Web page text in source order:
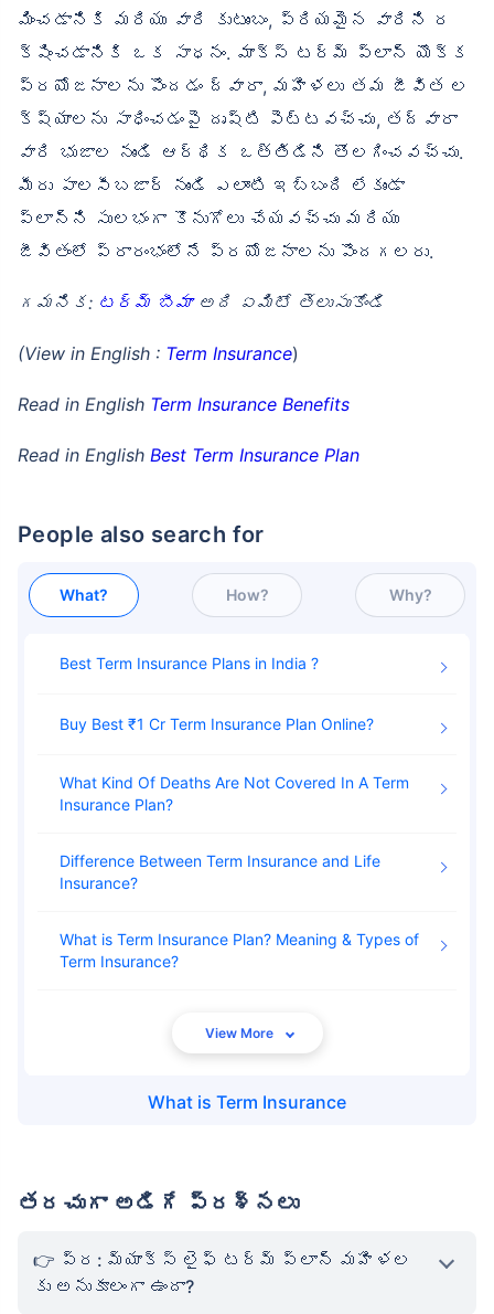
మించడానికి మరియు వారి కుటుంబం, ప్రియమైన వారిని ర
క్షించడానికి ఒక సాధనం. మాక్స్ టర్మ్ ప్లాన్ యొక్క
ప్రయోజనాలను పొందడం ద్వారా, మహిళలు తమ జీవిత ల
క్ష్యాలను సాధించడంపై దృష్టి పెట్టవచ్చు, తద్వారా
వారి భుజాల నుండి ఆర్థిక ఒత్తిడిని తొలగించవచ్చు.
మీరు పాలసీబజార్ నుండి ఎలాంటి ఇబ్బంది లేకుండా
ప్లాన్‌ని సులభంగా కొనుగోలు చేయవచ్చు మరియు
జీవితంలో ప్రారంభంలోనే ప్రయోజనాలను పొందగలరు.
గమనిక: టర్మ్ బీమాఅది ఏమిటో తెలుసుకోండి
(View in English : Term Insurance)
Read in English Term Insurance Benefits
Read in English Best Term Insurance Plan
People also search for
What? How? Why?
What is Term Insurance
Best Term Insurance Plans in India
Buy Best ₹1 Cr Term Insurance Plan Online
What Kind Of Deaths Are Not Covered In A Term
Insurance Plan
Difference Between Term Insurance and Life
Insurance
What is Term Insurance Plan? Meaning & Types of
Term Insurance
తరచుగా అడిగే ప్రశ్నలు
ప్ర: మ్యాక్స్ లైఫ్ టర్మ్ ప్లాన్ మహిళల
కు అనుకూలంగా ఉందా?